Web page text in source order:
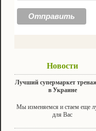
Новости
Лучший супермаркет
в Украине
Мы изменяемся и стаем еще
для Вас